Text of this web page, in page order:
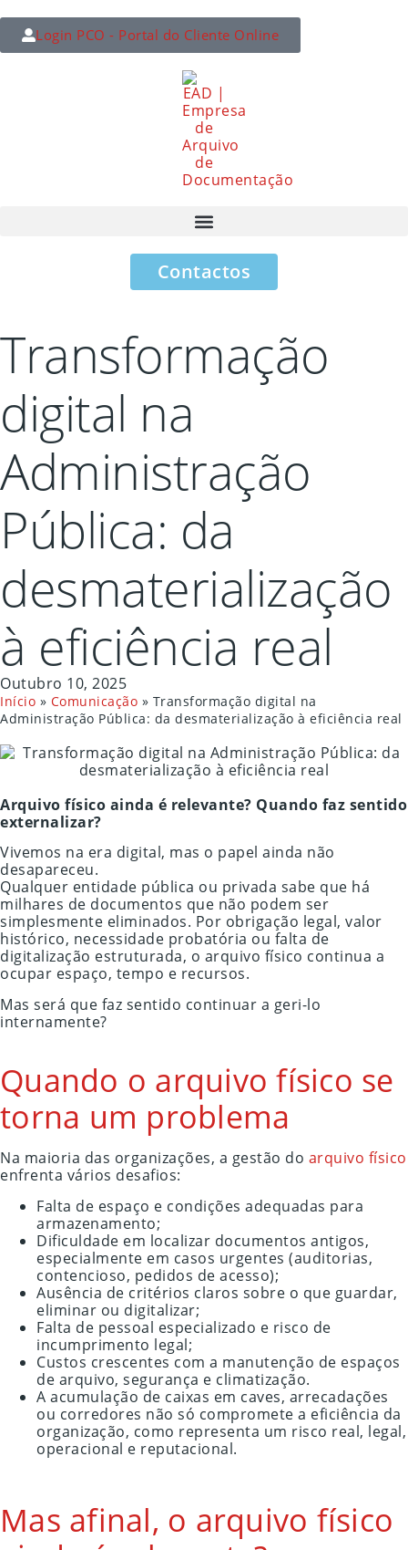
Login PCO - Portal do Cliente Online
Contactos
Transformação
digital na
Administração
Pública: da
desmaterialização
à eficiência real
Outubro 10, 2025
Início » Comunicação » Transformação digital na
Administração Pública: da desmaterialização à eficiência real
Arquivo físico ainda é relevante? Quando faz sentido
externalizar?
Vivemos na era digital, mas o papel ainda não
desapareceu.
Qualquer entidade pública ou privada sabe que há
milhares de documentos que não podem ser
simplesmente eliminados. Por obrigação legal, valor
histórico, necessidade probatória ou falta de
digitalização estruturada, o arquivo físico continua a
ocupar espaço, tempo e recursos.
Mas será que faz sentido continuar a geri-lo
internamente?
Quando o arquivo físico se
torna um problema
Na maioria das organizações, a gestão do arquivo físico
enfrenta vários desafios:
Falta de espaço e condições adequadas para
armazenamento;
Dificuldade em localizar documentos antigos,
especialmente em casos urgentes (auditorias,
contencioso, pedidos de acesso);
Ausência de critérios claros sobre o que guardar,
eliminar ou digitalizar;
Falta de pessoal especializado e risco de
incumprimento legal;
Custos crescentes com a manutenção de espaços
de arquivo, segurança e climatização.
A acumulação de caixas em caves, arrecadações
ou corredores não só compromete a eficiência da
organização, como representa um risco real, legal,
operacional e reputacional.
Mas afinal, o arquivo físico